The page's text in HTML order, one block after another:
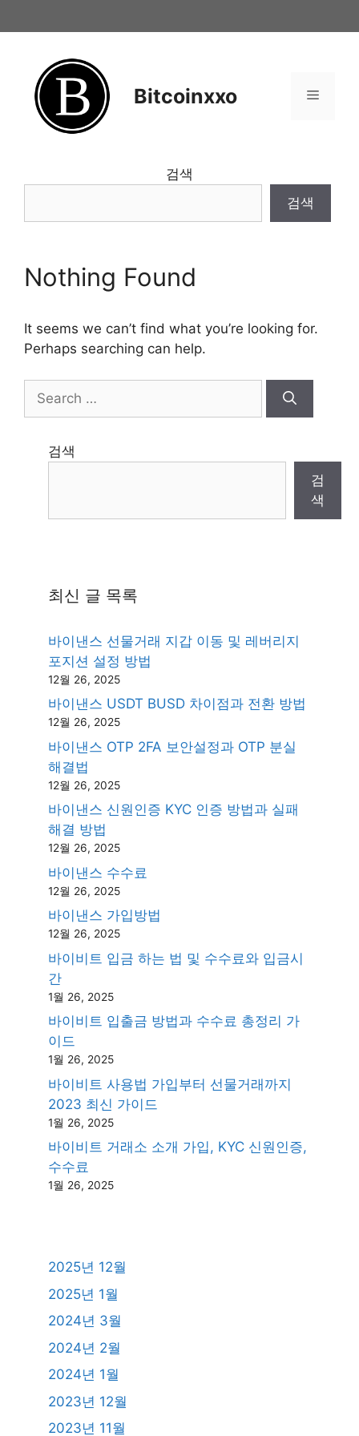
to
Bitcoinxxo Menu
검색
검색
Nothing Found
It seems we can’t find what you’re looking for.
Perhaps searching can help.
for:
검색
검
색
최신 글 목록
바이낸스 선물거래 지갑 이동 및 레버리지
포지션 설정 방법
12월 26, 2025
바이낸스 USDT BUSD 차이점과 전환 방법
12월 26, 2025
바이낸스 OTP 2FA 보안설정과 OTP 분실
해결법
12월 26, 2025
바이낸스 신원인증 KYC 인증 방법과 실패
해결 방법
12월 26, 2025
바이낸스 수수료
12월 26, 2025
바이낸스 가입방법
12월 26, 2025
바이비트 입금 하는 법 및 수수료와 입금시
간
1월 26, 2025
바이비트 입출금 방법과 수수료 총정리 가
이드
1월 26, 2025
바이비트 사용법 가입부터 선물거래까지
2023 최신 가이드
1월 26, 2025
바이비트 거래소 소개 가입, KYC 신원인증,
수수료
1월 26, 2025
2025년 12월
2025년 1월
2024년 3월
2024년 2월
2024년 1월
2023년 12월
2023년 11월